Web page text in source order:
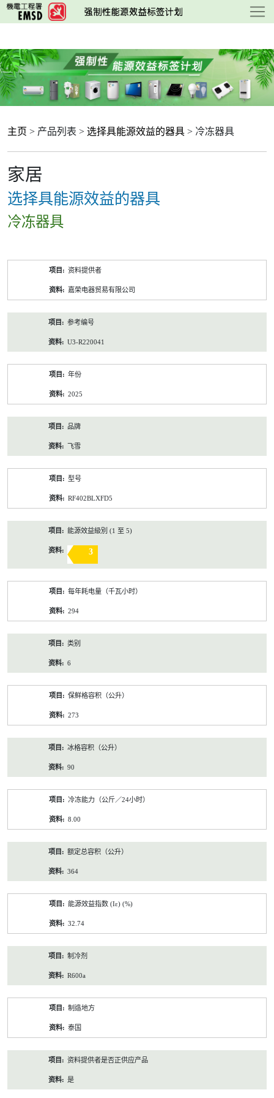
跳
至
要
内
容
主页 > 产品列表 > 选择具能源效益的器具 > 冷冻器具
家居
选择具能源效益的器具
冷冻器具
资料提供者
嘉荣电器贸易有限公司
参考编号
U3-R220041
年份
2025
品牌
飞雪
型号
RF402BLXFD5
能源效益級別 (1 至 5)
3
每年耗电量（千瓦小时）
294
类别
6
保鲜格容积（公升）
273
冰格容积（公升）
90
冷冻能力（公斤／24小时）
8.00
额定总容积（公升）
364
能源效益指数 (Iε) (%)
32.74
制冷剂
R600a
制造地方
泰国
资料提供者是否正供应产品
是